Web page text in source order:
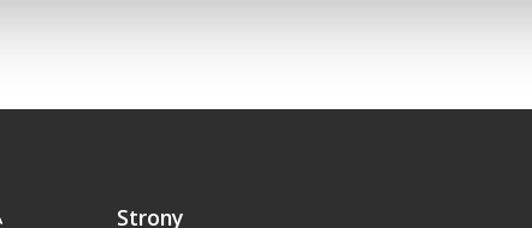
Strony